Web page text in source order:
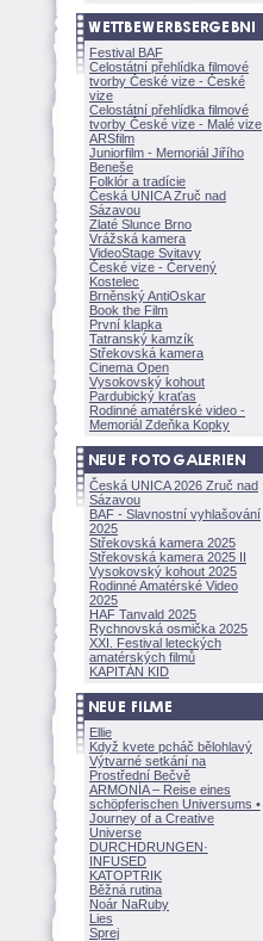
Festival BAF
Celostátní přehlídka filmové
tvorby České vize - České
vize
Celostátní přehlídka filmové
tvorby České vize - Malé vize
ARSfilm
Juniorfilm - Memoriál Jiřího
Beneše
Folklór a tradície
Česká UNICA Zruč nad
Sázavou
Zlaté Slunce Brno
Vrážská kamera
VideoStage Svitavy
České vize - Červený
Kostelec
Brněnský AntiOskar
Book the Film
První klapka
Tatranský kamzík
Střekovská kamera
Cinema Open
Vysokovský kohout
Pardubický kraťas
Rodinné amatérské video -
Memoriál Zdeňka Kopky
Česká UNICA 2026 Zruč nad
Sázavou
BAF - Slavnostní vyhlašování
2025
Střekovská kamera 2025
Střekovská kamera 2025 II
Vysokovský kohout 2025
Rodinné Amatérské Video
2025
HAF Tanvald 2025
Rychnovská osmička 2025
XXI. Festival leteckých
amatérských filmů
KAPITÁN KID
Ellie
Když kvete pcháč bělohlavý
Výtvarné setkání na
Prostřední Bečvě
ARMONÍA – Reise eines
schöpferischen Universums •
Journey of a Creative
Universe
DURCHDRUNGEN·
INFUSED
KATOPTRIK
Běžná rutina
Noár NaRuby
Lies
Sprej